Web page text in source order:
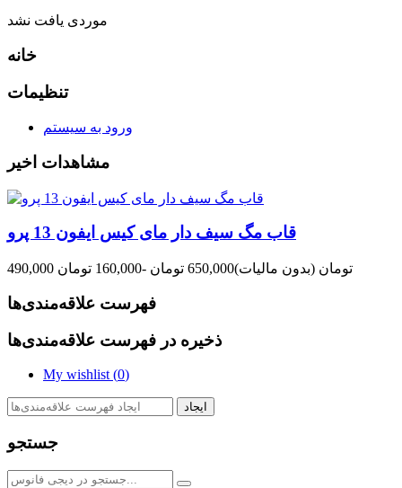
موردی یافت نشد
خانه
تنظیمات
ورود به سیستم
مشاهدات اخیر
قاب مگ سیف دار مای کیس ایفون 13 پرو
490,000 تومان (بدون مالیات)650,000 تومان -160,000 تومان
فهرست علاقه‌مندی‌ها
ذخیره در فهرست علاقه‌مندی‌ها
My wishlist (0)
ایجاد
جستجو